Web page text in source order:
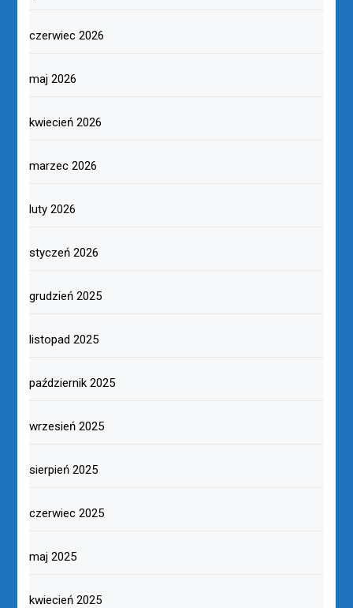
czerwiec 2026
maj 2026
kwiecień 2026
marzec 2026
luty 2026
styczeń 2026
grudzień 2025
listopad 2025
październik 2025
wrzesień 2025
sierpień 2025
czerwiec 2025
maj 2025
kwiecień 2025